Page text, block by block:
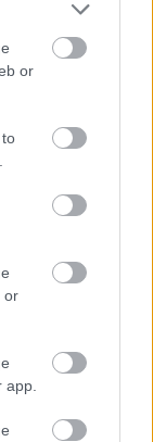
or
or